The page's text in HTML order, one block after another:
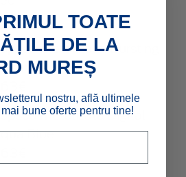
metalizată, Bursting
metalizată Digital
Blue
TOATE
DE LA
MUREȘ
nostru, află ultimele
bune oferte pentru tine!